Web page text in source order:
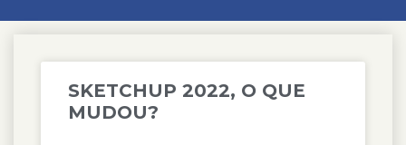
SKETCHUP 2022, O QUE
MUDOU?